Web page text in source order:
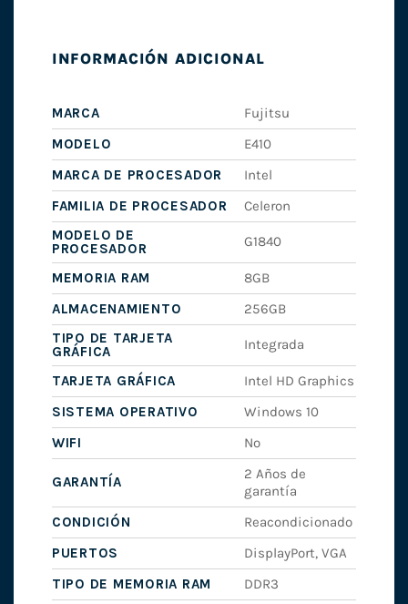
INFORMACIÓN ADICIONAL
MARCA
Fujitsu
MODELO
E410
MARCA DE PROCESADOR
Intel
FAMILIA DE PROCESADOR
Celeron
MODELO DE
PROCESADOR
G1840
MEMORIA RAM
8GB
ALMACENAMIENTO
256GB
TIPO DE TARJETA
GRÁFICA
Integrada
TARJETA GRÁFICA
Intel HD Graphics
SISTEMA OPERATIVO
Windows 10
WIFI
No
GARANTÍA
2 Años de
garantía
CONDICIÓN
Reacondicionado
PUERTOS
DisplayPort, VGA
TIPO DE MEMORIA RAM
DDR3